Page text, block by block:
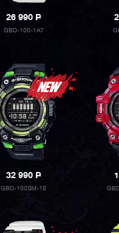
26 990P
GBD-100-1A7
32 990P
GBD-100SM-1E